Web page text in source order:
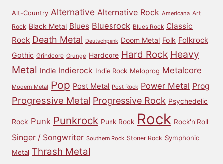
Alt-Country Alternative Alternative Rock Americana Art
Rock Black Metal Blues Bluesrock Blues Rock Classic
Rock Death Metal Deutschpunk Doom Metal Folk Folkrock
Gothic Grindcore Grunge Hardcore Hard Rock Heavy
Metal Indie Indierock Indie Rock Meloprog Metalcore
Modern Metal Pop Post Metal Post Rock Power Metal Prog
Progressive Metal Progressive Rock Psychedelic
Rock Punk Punkrock Punk Rock Rock Rock'n'Roll
Singer / Songwriter Southern Rock Stoner Rock Symphonic
Metal Thrash Metal